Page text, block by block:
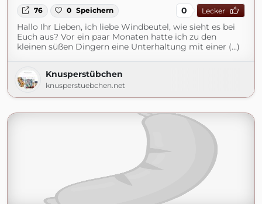
76 0 Speichern 0 Lecker
Hallo Ihr Lieben, ich liebe Windbeutel, wie sieht es bei
Euch aus? Vor ein paar Monaten hatte ich zu den
kleinen süßen Dingern eine Unterhaltung mit einer (...)
Knusperstübchen
knusperstuebchen.net